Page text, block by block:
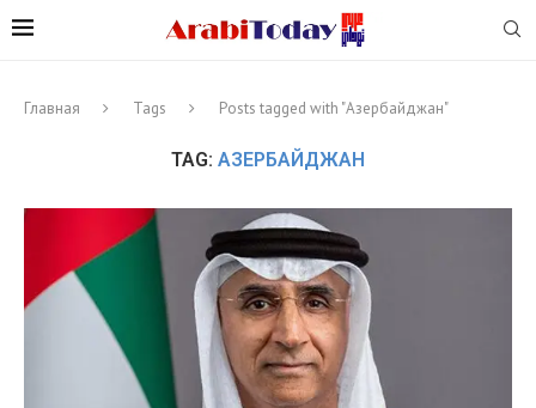
Главная Tags Posts tagged with "Азербайджан"
TAG: АЗЕРБАЙДЖАН